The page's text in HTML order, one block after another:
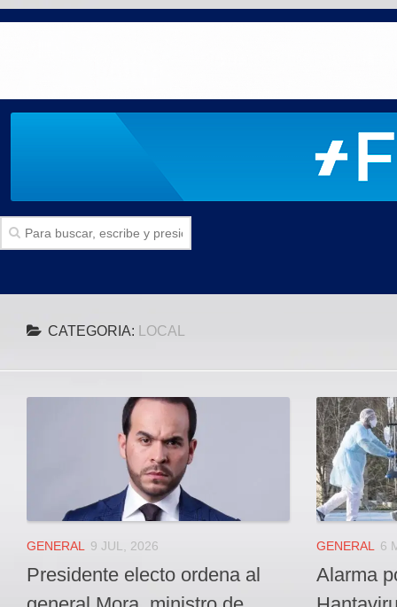
Politica
Local
ÁREA METROPOLITANA
REGIONAL
DEPARTAMENTAL
Internacional
OPINIÓN
CATEGORIA: LOCAL
GENERAL 9 JUL, 2026
Presidente electo ordena al
GENERAL 6
Alarma